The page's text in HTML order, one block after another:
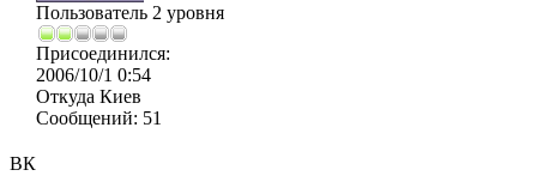
ВК
Пользователь 2 уровня
Присоединился:
2006/10/1 0:54
Откуда Киев
Сообщений: 51